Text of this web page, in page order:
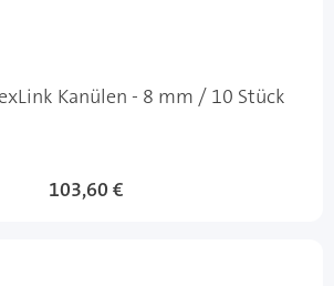
Kanülen - 8 mm / 10 Stück
103,60 €